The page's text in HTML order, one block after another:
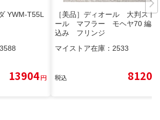
YWM-T55L
3588
13904円
［美品］ディオール 大判スト
ール マフラー モヘヤ70 編み
込み フリンジ
マイストア在庫： 2533
税込 8120